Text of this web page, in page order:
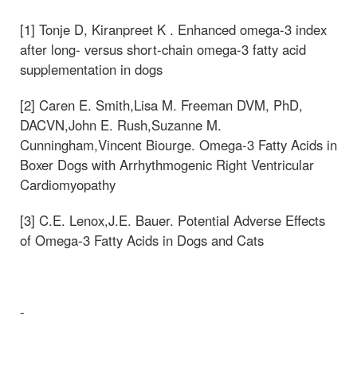
[1] Tonje D, Kiranpreet K . Enhanced omega-3 index
after long- versus short-chain omega-3 fatty acid
supplementation in dogs
[2] Caren E. Smith,Lisa M. Freeman DVM, PhD,
DACVN,John E. Rush,Suzanne M.
Cunningham,Vincent Biourge. Omega-3 Fatty Acids in
Boxer Dogs with Arrhythmogenic Right Ventricular
Cardiomyopathy
[3] C.E. Lenox,J.E. Bauer. Potential Adverse Effects
of Omega-3 Fatty Acids in Dogs and Cats
-